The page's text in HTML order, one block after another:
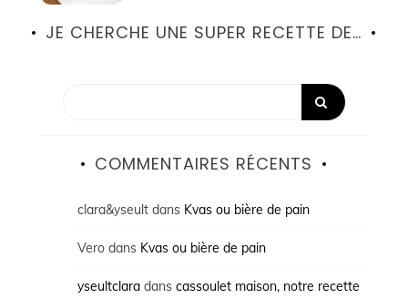
JE CHERCHE UNE SUPER RECETTE DE…
COMMENTAIRES RÉCENTS
clara&yseultdans Kvas ou bière de pain
Verodans Kvas ou bière de pain
yseultclaradans cassoulet maison, notre recette